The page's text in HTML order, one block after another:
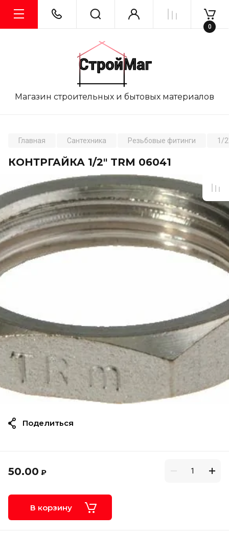
Магазин строительных и бытовых материалов
0
Главная Сантехника Резьбовые фитинги 1/
КОНТРГАЙКА 1/2" TRM 06041
50.00 ₽
В корзину
Поделиться